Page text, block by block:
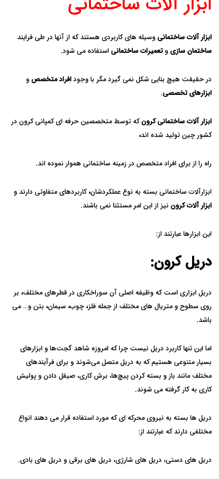
ابزار آلات ساختمانیوسیله های کاربردی هستند که از آنها در طی فرایند
ساختمان سازیوتعمیرات ساختمانیاستفاده می شود.
در حقیقت هیچ بنایی شکل نمی گیرد مگر با وجودافراد متخصصو
ابزارهای تخصصی.
ابزار آلات ساختمانی کرونکه توسط متخصصین حرفه ای کمپانی کرون در
کشور چین تولید شده اند،
راه را از برای افراد متخصص در زمینه ساختمانی هموار نموده اند.
ابزارآلات ساختمانی بسته به نوع عملکردشان،کاربردهای متفاوتی دارند و
ابزار آلات کرون نیز از این امر مستثنا نمی باشند.
این ابزارها عبارتند از:
دریل کرون:
دریل ابزاری است که وظیفه اصلی آن سوراخکاری در قطرهای مختلف، بر
روی سطوح و متریال های مختلف از جمله فلز، چوب، سیمان، بتن و… می
باشد.
اما این تنها کاربرد دریل نیست چرا که امروزه شاهد گجت‌ها و ابزار‌های
بسیار متنوعی هستیم که به دریل متصل می‌شوند و برای فرآیند‌های
مختلف مانند باز و بسته کردن پیچ‌ها، برش کاری، صیقل دادن و پولیش
کاری به کار گرفته می شوند.
دریل ها بسته به نیروی محرکه ای که مورد استفاده قرار می دهند انواع
مختلفی دارند که عبارتند از:
دریل های دستی، دریل های شارژی، دریل های برقی و دریل های بادی.